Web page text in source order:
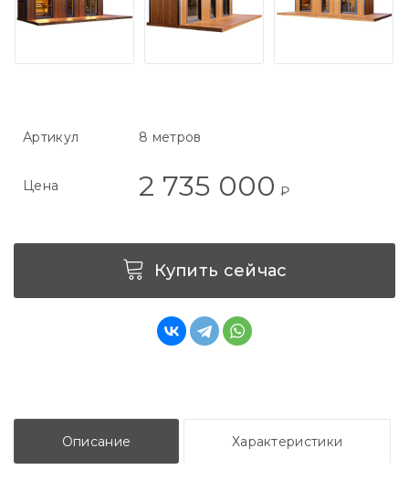
Артикул 8 метров
Цена 2 735 000 ₽
Купить сейчас
Описание Характеристики